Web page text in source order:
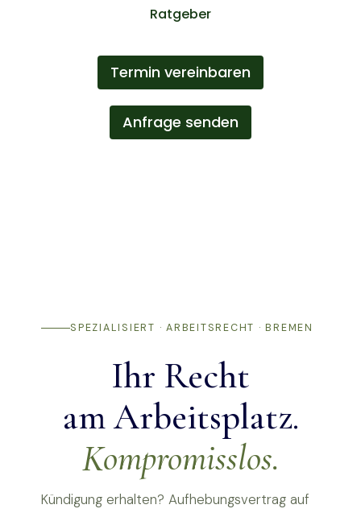
Ratgeber
Termin vereinbaren
Anfrage senden
SPEZIALISIERT · ARBEITSRECHT · BREMEN
Ihr Recht
am Arbeitsplatz.
Kompromisslos.
Kündigung erhalten? Aufhebungsvertrag auf